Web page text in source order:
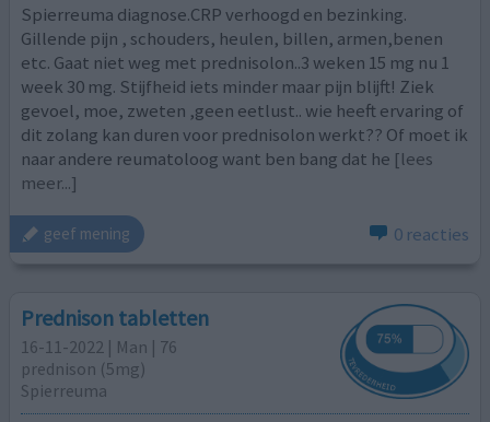
Spierreuma diagnose.CRP verhoogd en bezinking.
Gillende pijn , schouders, heulen, billen, armen,benen
etc. Gaat niet weg met prednisolon..3 weken 15 mg nu 1
week 30 mg. Stijfheid iets minder maar pijn blijft! Ziek
gevoel, moe, zweten ,geen eetlust.. wie heeft ervaring of
dit zolang kan duren voor prednisolon werkt?? Of moet ik
naar andere reumatoloog want ben bang dat he [lees
meer...]
geef mening 0 reacties
Prednison tabletten
16-11-2022 | Man | 76
prednison (5mg)
Spierreuma